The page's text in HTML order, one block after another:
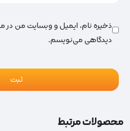
ذخیره نام، ایمیل و وبسایت من در
دیدگاهی می‌نویسم.
محصولات مرتبط